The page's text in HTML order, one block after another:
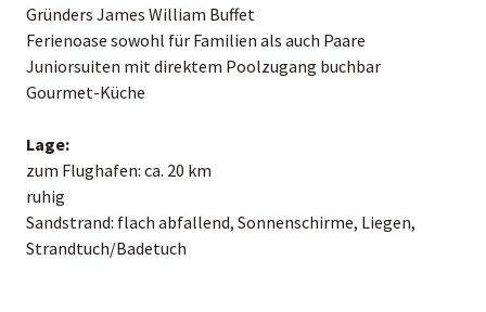
Gründers James William Buffet
Ferienoase sowohl für Familien als auch Paare
Juniorsuiten mit direktem Poolzugang buchbar
Gourmet-Küche
Lage:
zum Flughafen: ca. 20 km
ruhig
Sandstrand: flach abfallend, Sonnenschirme, Liegen,
Strandtuch/Badetuch